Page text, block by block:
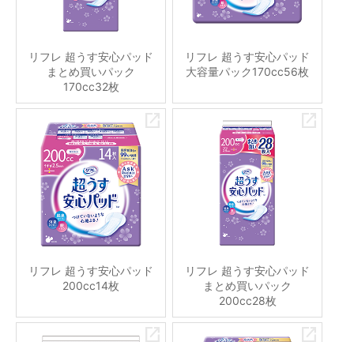
リフレ 超うす安心パッド
まとめ買いパック
170cc32枚
リフレ 超うす安心パッド
大容量パック170cc56枚
リフレ 超うす安心パッド
200cc14枚
リフレ 超うす安心パッド
まとめ買いパック
200cc28枚